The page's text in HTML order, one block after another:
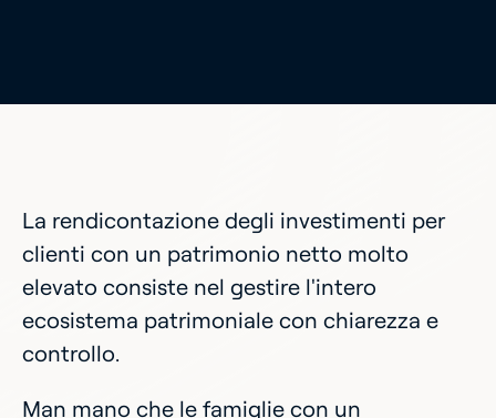
La rendicontazione degli investimenti per
clienti con un patrimonio netto molto
elevato consiste nel gestire l'intero
ecosistema patrimoniale con chiarezza e
controllo.
Man mano che le famiglie con un